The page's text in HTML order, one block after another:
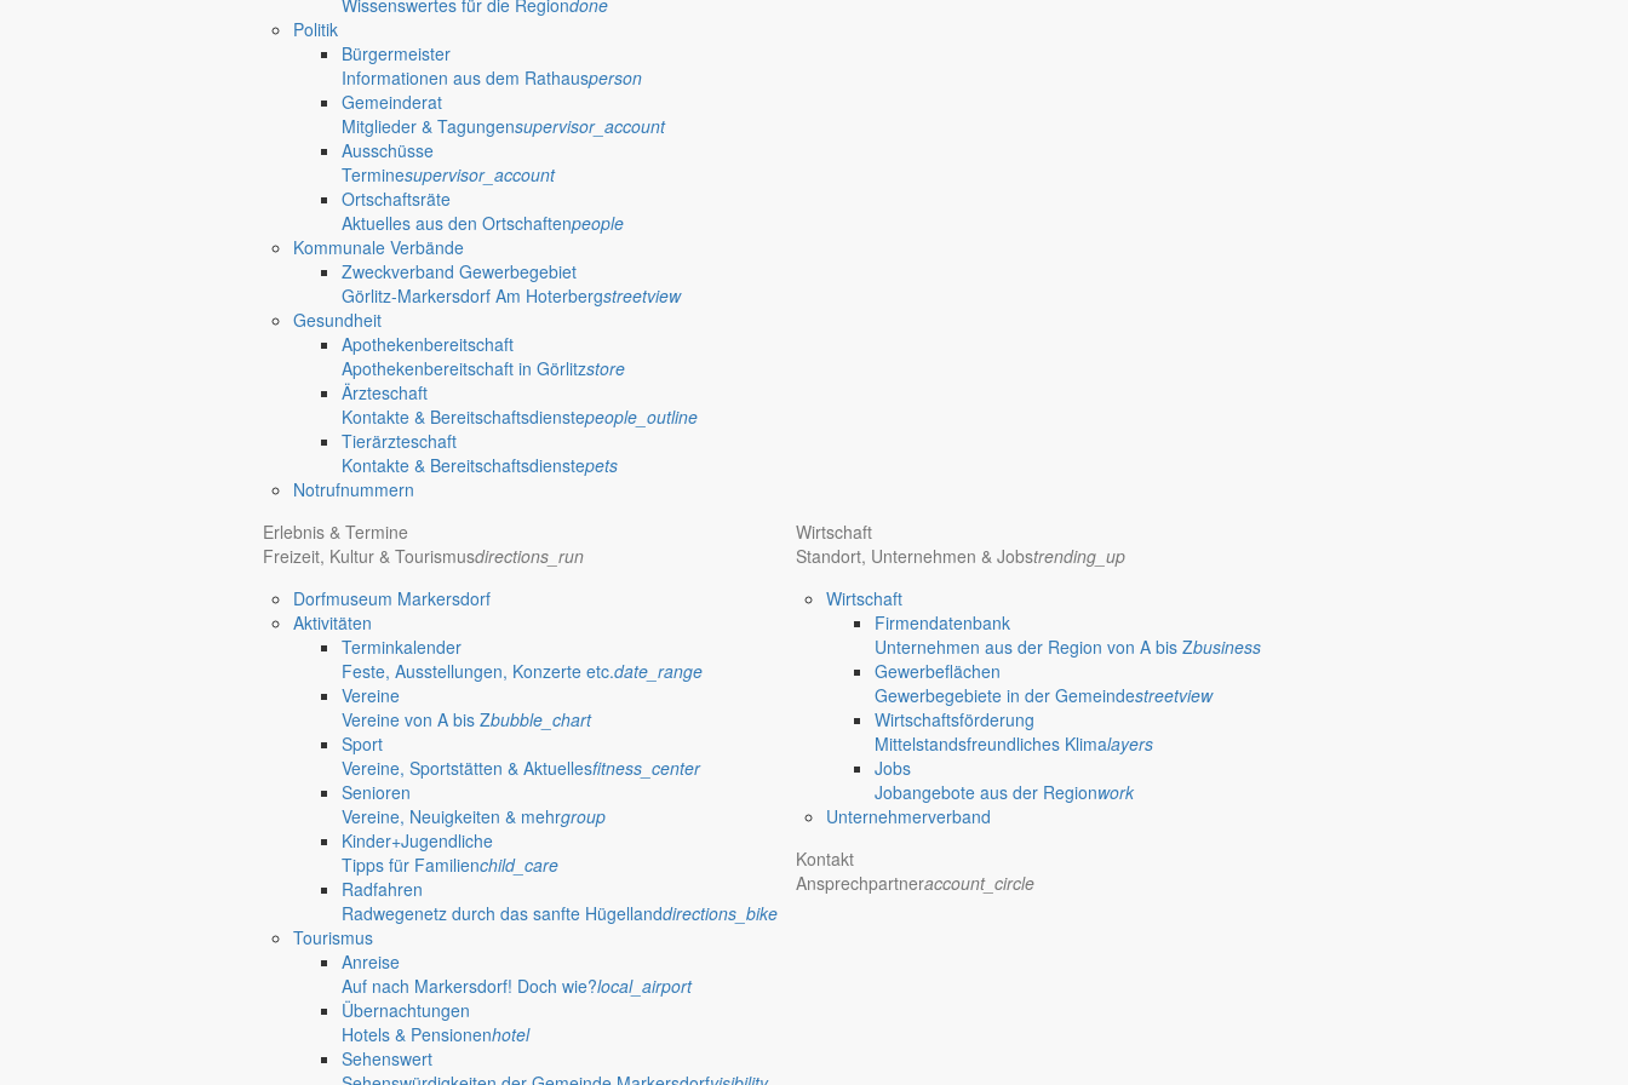
Wissenswertes für die Regiondone
Politik
Bürgermeister
Informationen aus dem Rathausperson
Gemeinderat
Mitglieder & Tagungensupervisor_account
Ausschüsse
Terminesupervisor_account
Ortschaftsräte
Aktuelles aus den Ortschaftenpeople
Kommunale Verbände
Zweckverband Gewerbegebiet
Görlitz-Markersdorf Am Hoterbergstreetview
Gesundheit
Apothekenbereitschaft
Apothekenbereitschaft in Görlitzstore
Ärzteschaft
Kontakte & Bereitschaftsdienstepeople_outline
Tierärzteschaft
Kontakte & Bereitschaftsdienstepets
Notrufnummern
Erlebnis & Termine
Freizeit, Kultur & Tourismusdirections_run
Dorfmuseum Markersdorf
Aktivitäten
Terminkalender
Feste, Ausstellungen, Konzerte etc.date_range
Vereine
Vereine von A bis Zbubble_chart
Sport
Vereine, Sportstätten & Aktuellesfitness_center
Senioren
Vereine, Neuigkeiten & mehrgroup
Kinder+Jugendliche
Tipps für Familienchild_care
Radfahren
Radwegenetz durch das sanfte Hügellanddirections_bike
Tourismus
Anreise
Auf nach Markersdorf! Doch wie?local_airport
Übernachtungen
Hotels & Pensionenhotel
Sehenswert
Wirtschaft
Standort, Unternehmen & Jobstrending_up
Wirtschaft
Firmendatenbank
Unternehmen aus der Region von A bis Zbusiness
Gewerbeflächen
Gewerbegebiete in der Gemeindestreetview
Wirtschaftsförderung
Mittelstandsfreundliches Klimalayers
Jobs
Jobangebote aus der Regionwork
Unternehmerverband
Kontakt
Ansprechpartneraccount_circle
Ausschreibungen
Markersdorf
Öffnungszeiten RathausGemeindeverwaltung Markersdorf
08:30 – 11:30 Uhr und 14:00 – 18:00 Uhr
08:30 – 11:30 Uhr und 14:00 – 17:00 Uhr
Außerhalb der Öffnungszeiten können Termine vereinbart werden.
E-Mail: sekretariat@gemeinde-markersdorf.de
Aktuelles aus dem Rathaus